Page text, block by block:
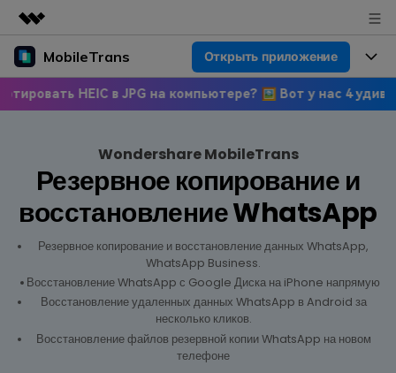
Рекомендуемые продукты
Цифровая креативность AIGC
Бизнес
Новости
Поддержка
MobileTrans Открыть приложение
Продукты
Перенос данных WhatsApp
Переносите данные WhatsApp со
создавайте резервные копии
WhatsApp и других социальных
приложений на ПК и
восстанавливайте данные.
Перенос данных смартфона
Цены для версий Windows
Цены для Android
Скидки до 50%
Блог
Узнайте больше
HEIC в JPG на компьютере? 🖼 Вот у нас 4
Wondershare MobileTrans
Резервное копирование и
восстановление WhatsApp
Резервное копирование и восстановление данных WhatsApp,
WhatsApp Business.
Восстановление WhatsApp с Google Диска на iPhone напрямую
Восстановление удаленных данных WhatsApp в Android за
несколько кликов.
Восстановление файлов резервной копии WhatsApp на новом
телефоне